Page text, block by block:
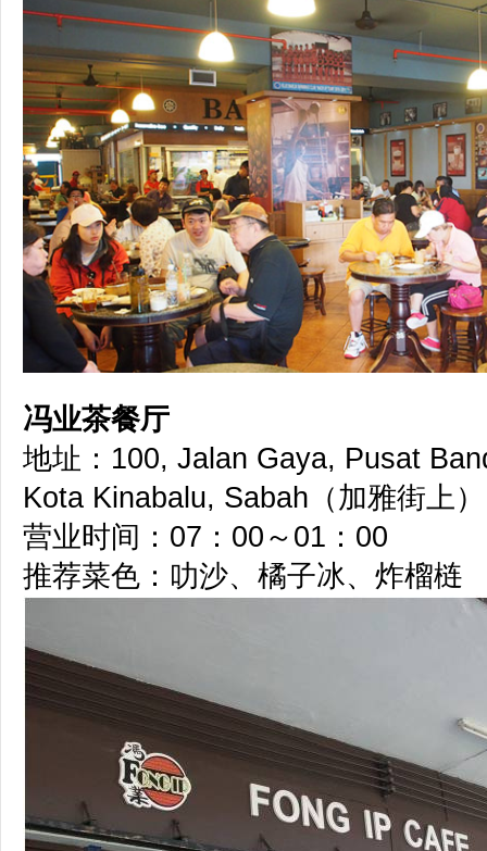
冯业茶餐厅
地址：100, Jalan Gaya, Pusat
Kota Kinabalu, Sabah（加雅街上）
营业时间：07：00～01：00
推荐菜色：叻沙、橘子冰、炸榴梿